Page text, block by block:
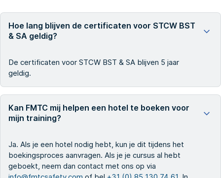
Hoe lang blijven de certificaten voor STCW BST
& SA geldig?
De certificaten voor STCW BST & SA blijven 5 jaar
geldig.
Kan FMTC mij helpen een hotel te boeken voor
mijn training?
Ja. Als je een hotel nodig hebt, kun je dit tijdens het
boekingsproces aanvragen. Als je je cursus al hebt
geboekt, neem dan contact met ons op via